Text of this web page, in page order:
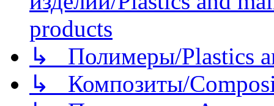
products
↳ Полимеры/Plastics
↳ Композиты/